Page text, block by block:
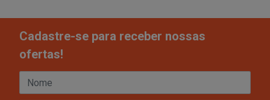
Cadastre-se para receber nossas
ofertas!